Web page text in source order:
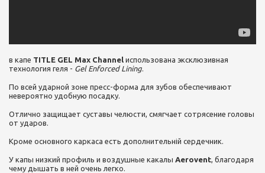
в капе TITLE GEL Max Channel использована эксклюзивная
технология геля - Gel Enforced Lining.
По всей ударной зоне пресс-форма для зубов обеспечивают
невероятно удобную посадку.
Отлично защищает суставы челюсти, смягчает сотрясение головы
от ударов.
Кроме основного каркаса есть дополнительній сердечник.
У капы низкий профиль и воздушные какалы Aerovent, благодаря
чему дышать в ней очень легко.